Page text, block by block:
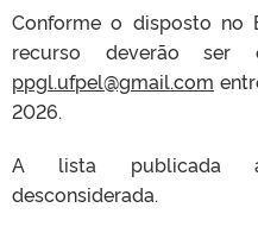
Conforme o disposto no
recurso deverão ser
ppgl.ufpel@gmail.com
2026.
A lista publicada
desconsiderada.